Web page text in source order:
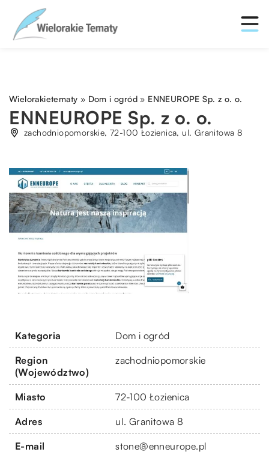
Wielorakietematy » Dom i ogród » ENNEUROPE Sp. z o. o.
ENNEUROPE Sp. z o. o.
zachodniopomorskie, 72-100 Łozienica, ul. Granitowa 8
Kategoria Dom i ogród
Region
(Województwo)
zachodniopomorskie
Miasto 72-100 Łozienica
Adres ul. Granitowa 8
E-mail stone@enneurope.pl